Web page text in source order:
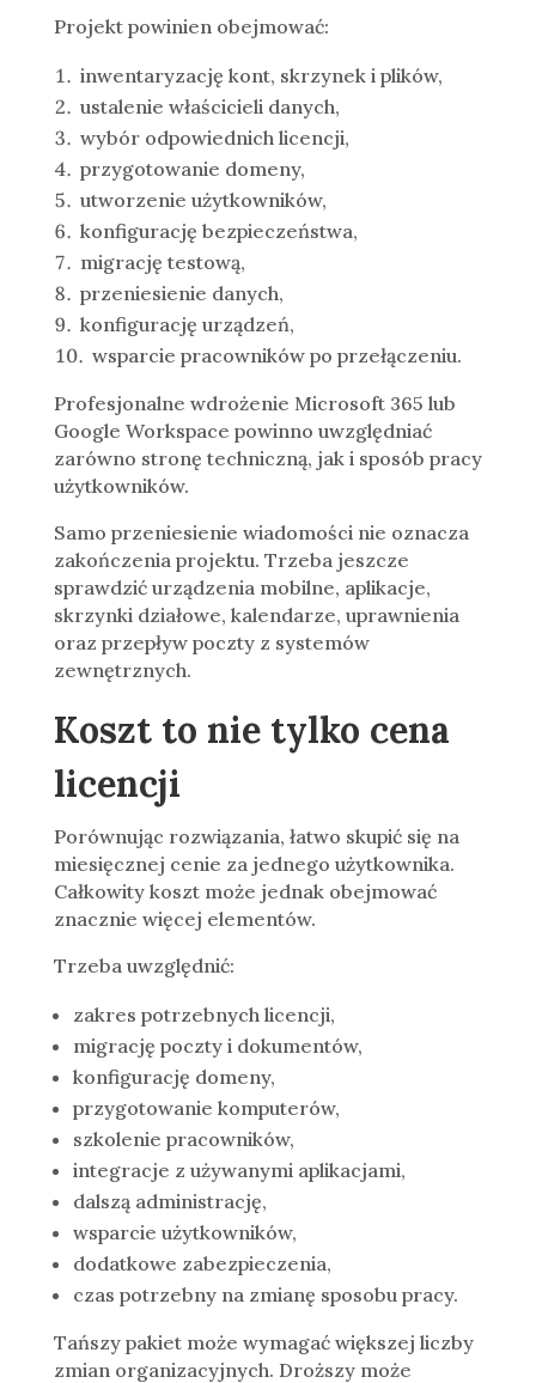
Projekt powinien obejmować:
inwentaryzację kont, skrzynek i plików,
ustalenie właścicieli danych,
wybór odpowiednich licencji,
przygotowanie domeny,
utworzenie użytkowników,
konfigurację bezpieczeństwa,
migrację testową,
przeniesienie danych,
konfigurację urządzeń,
wsparcie pracowników po przełączeniu.
Profesjonalne wdrożenie Microsoft 365 lub
Google Workspace powinno uwzględniać
zarówno stronę techniczną, jak i sposób pracy
użytkowników.
Samo przeniesienie wiadomości nie oznacza
zakończenia projektu. Trzeba jeszcze
sprawdzić urządzenia mobilne, aplikacje,
skrzynki działowe, kalendarze, uprawnienia
oraz przepływ poczty z systemów
zewnętrznych.
Koszt to nie tylko cena
licencji
Porównując rozwiązania, łatwo skupić się na
miesięcznej cenie za jednego użytkownika.
Całkowity koszt może jednak obejmować
znacznie więcej elementów.
Trzeba uwzględnić:
zakres potrzebnych licencji,
migrację poczty i dokumentów,
konfigurację domeny,
przygotowanie komputerów,
szkolenie pracowników,
integracje z używanymi aplikacjami,
dalszą administrację,
wsparcie użytkowników,
dodatkowe zabezpieczenia,
czas potrzebny na zmianę sposobu pracy.
Tańszy pakiet może wymagać większej liczby
zmian organizacyjnych. Droższy może